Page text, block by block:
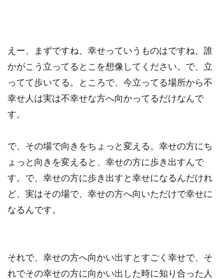
えー、まずですね、幸せっていうものはですね、誰
かがこう立ってるとこを想像してください。で、立
ってて歩いてる。ところで、今立ってる場所から不
幸せ人は実は不幸せな方へ向かってるだけなんで
す。
で、その場で向きをちょっと変える。幸せの方にち
ょっと向きを変えると、幸せの方に歩き出すんで
す。で、幸せの方に歩き出すと幸せになるんだけれ
ど、実はその場で、幸せの方へ向いただけで幸せに
なるんです。
それで、幸せの方へ向かい出すとすごく幸せで、そ
れでその幸せの方に向かい出した時に知り合った人